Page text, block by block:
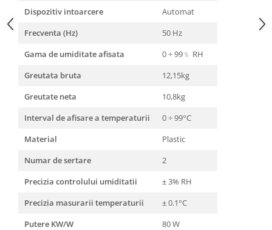
Dispozitiv intoarcere
Automat
Frecventa (Hz)
50 Hz
Gama de umiditate afisata
0 ÷ 99﹪ RH
Greutata bruta
12,15kg
Greutate neta
10,8kg
Interval de afisare a temperaturii
0 ÷ 99°C
Material
Plastic
Numar de sertare
2
Precizia controlului umiditatii
± 3% RH
Precizia masurarii temperaturii
± 0.1°C
Putere KW/W
80 W